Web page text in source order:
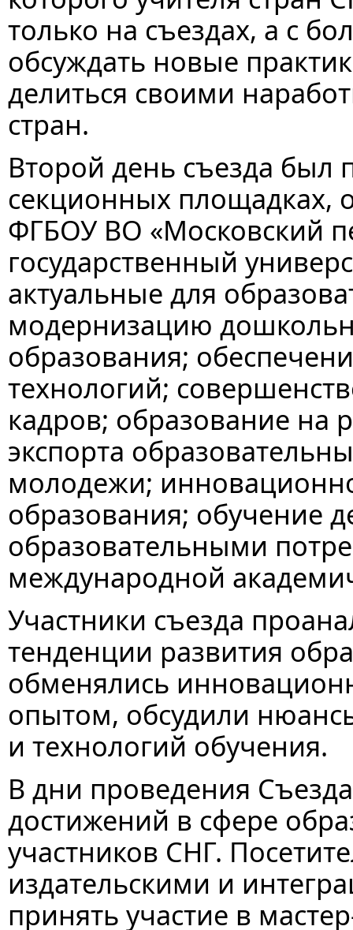
только на съездах, а с
обсуждать новые
делиться своими
стран.
Второй день съезда был
секционных площадках,
ФГБОУ ВО «Московский
государственный
актуальные для
модернизацию
образования;
технологий;
кадров; образование на
экспорта
молодежи;
образования; обучение
образовательными
международной
Участники съезда
тенденции развития
обменялись
опытом, обсудили
и технологий обучения.
В дни проведения
достижений в сфере
участников СНГ.
издательскими и
принять участие в